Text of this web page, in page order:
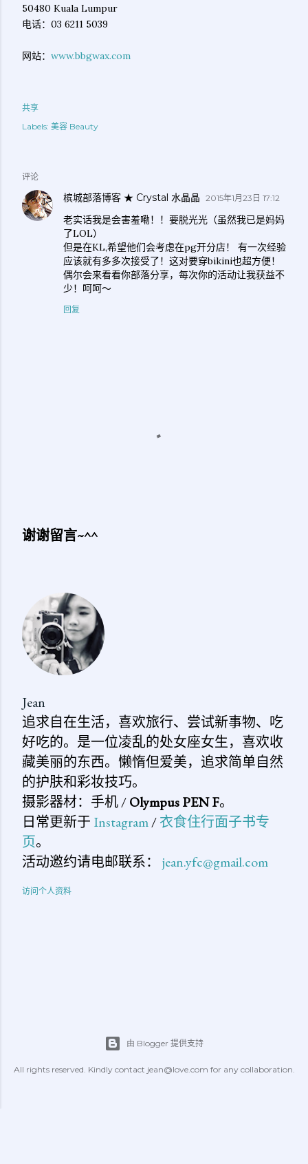
50480 Kuala Lumpur
电话：03 6211 5039
网站： www.bbgwax.com
共享
Labels: 美容 Beauty
评论
槟城部落博客 ★ Crystal 水晶晶 2015年1月23日 17:12
老实话我是会害羞嘞！！要脱光光（虽然我已是妈妈
了LOL）
但是在KL,希望他们会考虑在pg开分店！ 有一次经验
应该就有多多次接受了！这对要穿bikini也超方便！
偶尔会来看看你部落分享，每次你的活动让我获益不
少！呵呵～
回复
论
谢谢留言~^^
Jean
追求自在生活，喜欢旅行、尝试新事物、吃
好吃的。是一位凌乱的处女座女生，喜欢收
藏美丽的东西。懒惰但爱美，追求简单自然
的护肤和彩妆技巧。
摄影器材：手机 /Olympus PEN F。
日常更新于 Instagram/衣食住行面子书专
页。
活动邀约请电邮联系： jean.yfc@gmail.com
访问个人资料
由 Blogger 提供支持
All rights reserved. Kindly contact jean@love.com for any collaboration.